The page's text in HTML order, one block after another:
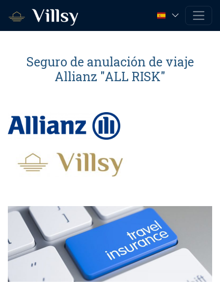
Seguro de anulación de viaje
Allianz "ALL RISK"